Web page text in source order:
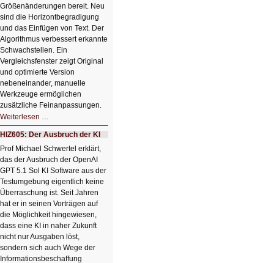
Größenänderungen bereit. Neu
sind die Horizontbegradigung
und das Einfügen von Text. Der
Algorithmus verbessert erkannte
Schwachstellen. Ein
Vergleichsfenster zeigt Original
und optimierte Version
nebeneinander, manuelle
Werkzeuge ermöglichen
zusätzliche Feinanpassungen.
Weiterlesen …
Bildverschönerung
mit
einem
Klick
HIZ606:
Bildverschönerung
mit
einem
Klick
HIZ605: Der Ausbruch der KI
Prof Michael Schwertel erklärt,
das der Ausbruch der OpenAI
GPT 5.1 Sol KI Software aus der
Testumgebung eigentlich keine
Überraschung ist. Seit Jahren
hat er in seinen Vorträgen auf
die Möglichkeit hingewiesen,
dass eine KI in naher Zukunft
nicht nur Ausgaben löst,
sondern sich auch Wege der
Informationsbeschaffung